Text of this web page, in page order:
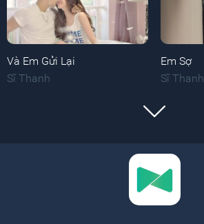
Và Em Gửi Lại
Sĩ Thanh
Em Sợ
Sĩ Thanh